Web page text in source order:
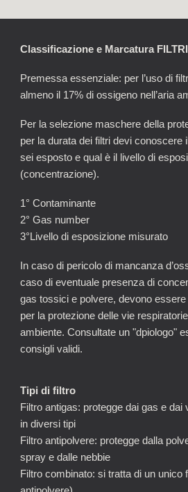
Classificazione e Marcatura FILTRI
Premessa essenziale: per l’uso di
almeno il 17% di ossigeno nell’aria
Per la selezione maschere della
per la durata dei filtri devi conoscere
sei esposto e qual è il livello di
(concentrazione).
1° Contaminante
2° Gas number
3°Livello di esposizione misurato
In caso di pericolo di mancanza
caso di eventuale presenza di
gas tossici e polvere, devono
per la protezione delle vie
ambiente. Consultate un "dpiologo"
consigli validi.
Tipi di filtro
Filtro antigas: protegge dai gas e dai
in diversi tipi
Filtro antipolvere: protegge dalla
spray e dalle nebbie
Filtro combinato: si tratta di un unico